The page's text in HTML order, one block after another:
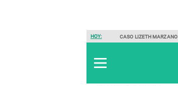
HOY: CASO LIZETH MARZANO